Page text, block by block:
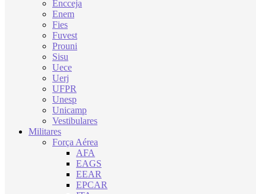
Encceja
Enem
Fies
Fuvest
Prouni
Sisu
Uece
Uerj
UFPR
Unesp
Unicamp
Vestibulares
Militares
Força Aérea
AFA
EAGS
EEAR
EPCAR